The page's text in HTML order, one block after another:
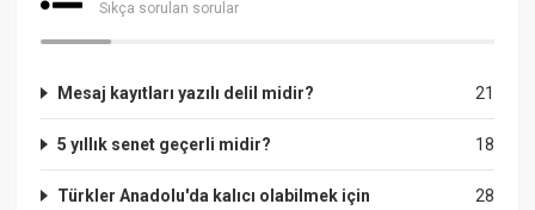
Sıkça sorulan sorular
21
Mesaj kayıtları yazılı delil midir?
18
5 yıllık senet geçerli midir?
28
Türkler Anadolu'da kalıcı olabilmek için